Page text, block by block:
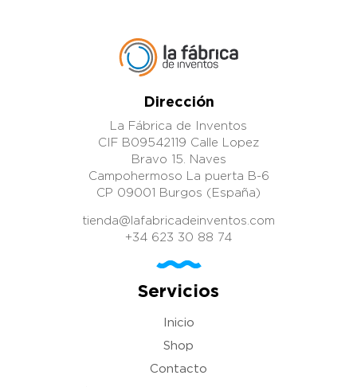
Dirección
La Fábrica de Inventos
CIF B09542119 Calle Lopez
Bravo 15. Naves
Campohermoso La puerta B-6
CP 09001 Burgos (España)
tienda@lafabricadeinventos.com
+34 623 30 88 74
Servicios
Inicio
Shop
Contacto